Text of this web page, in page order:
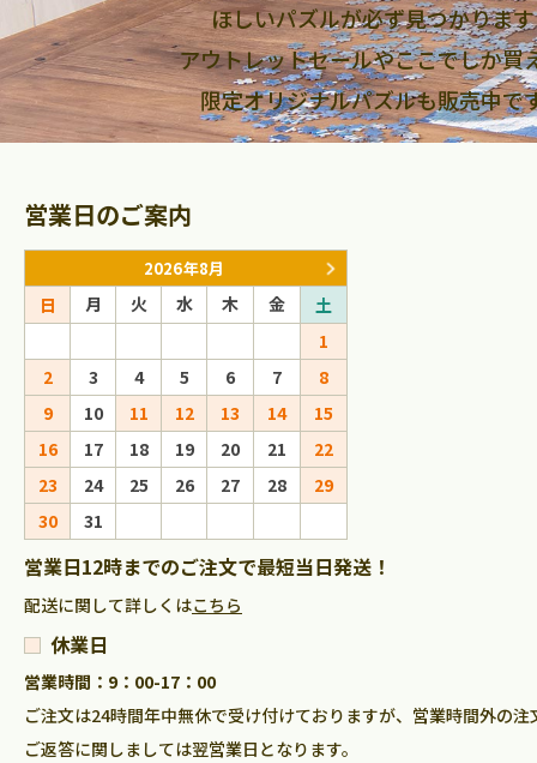
ほしいパズルが必ず見つかりま
アウトレットセールやここでしか買
限定オリジナルパズルも販売中で
営業日のご案内
2026年8月
日 月 火 水 木 金
土
1
2
3 4 5 6 7
8
9
10 11 12 13 14
15
16
17 18 19 20 21
22
23
24 25 26 27 28
29
30
31
営業日12時までのご注文で最短当日発送！
配送に関して詳しくはこちら
休業日
営業時間：9：00-17：00
ご注文は24時間年中無休で受け付けておりますが、営業時間外の
ご返答に関しましては翌営業日となります。